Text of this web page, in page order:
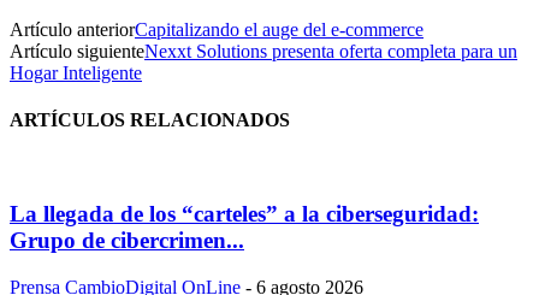
Artículo anteriorCapitalizando el auge del e-commerce
Artículo siguienteNexxt Solutions presenta oferta completa para un
Hogar Inteligente
ARTÍCULOS RELACIONADOS
La llegada de los “carteles” a la ciberseguridad:
Grupo de cibercrimen...
Prensa CambioDigital OnLine - 6 agosto 2026